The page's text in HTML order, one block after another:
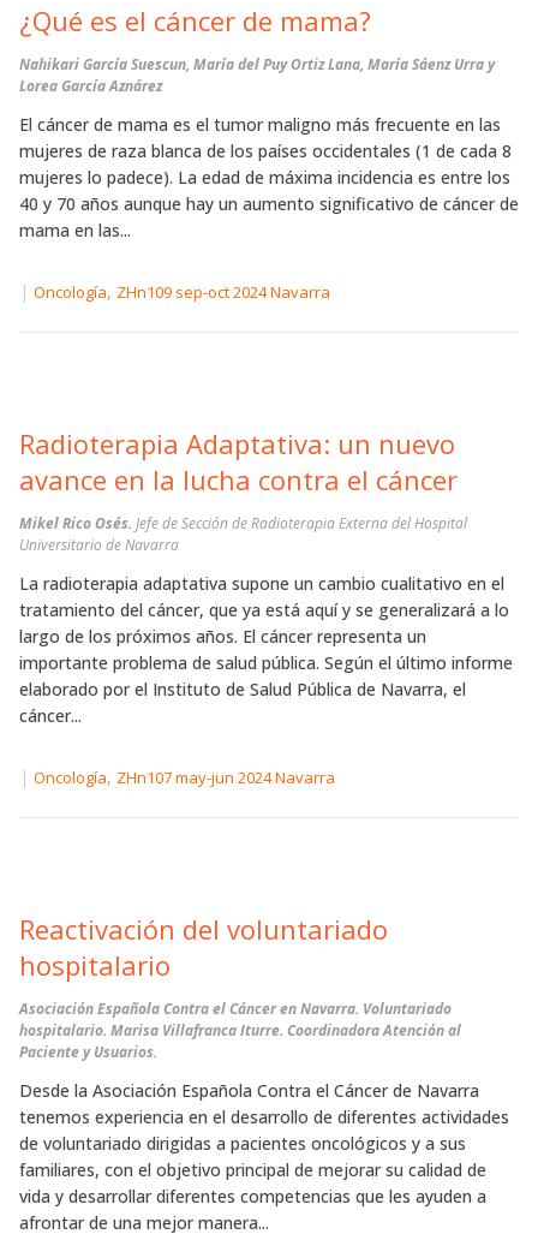
¿Qué es el cáncer de mama?
Nahikari García Suescun, María del Puy Ortiz Lana, María Sáenz Urra y
Lorea García Aznárez
El cáncer de mama es el tumor maligno más frecuente en las
mujeres de raza blanca de los países occidentales (1 de cada 8
mujeres lo padece). La edad de máxima incidencia es entre los
40 y 70 años aunque hay un aumento significativo de cáncer de
mama en las...
| Oncología, ZHn109 sep-oct 2024 Navarra
Radioterapia Adaptativa: un nuevo
avance en la lucha contra el cáncer
Mikel Rico Osés. Jefe de Sección de Radioterapia Externa del Hospital
Universitario de Navarra
La radioterapia adaptativa supone un cambio cualitativo en el
tratamiento del cáncer, que ya está aquí y se generalizará a lo
largo de los próximos años. El cáncer representa un
importante problema de salud pública. Según el último informe
elaborado por el Instituto de Salud Pública de Navarra, el
cáncer...
| Oncología, ZHn107 may-jun 2024 Navarra
Reactivación del voluntariado
hospitalario
Asociación Española Contra el Cáncer en Navarra. Voluntariado
hospitalario. Marisa Villafranca Iturre. Coordinadora Atención al
Paciente y Usuarios.
Desde la Asociación Española Contra el Cáncer de Navarra
tenemos experiencia en el desarrollo de diferentes actividades
de voluntariado dirigidas a pacientes oncológicos y a sus
familiares, con el objetivo principal de mejorar su calidad de
vida y desarrollar diferentes competencias que les ayuden a
afrontar de una mejor manera...